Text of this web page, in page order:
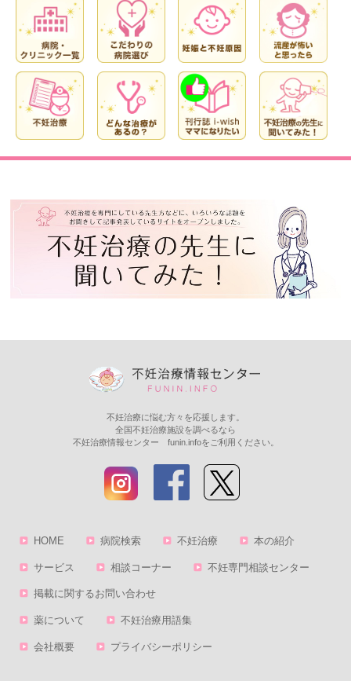
不妊治療に悩む方々を応援します。
全国不妊治療施設を調べるなら
不妊治療情報センター funin.infoをご利用ください。
HOME 病院検索 不妊治療 本の紹介
サービス 相談コーナー 不妊専門相談センター
掲載に関するお問い合わせ
薬について 不妊治療用語集
会社概要 プライバシーポリシー